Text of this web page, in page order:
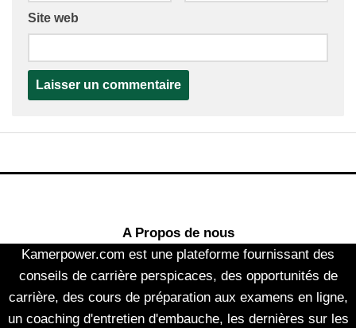
Site web
A Propos de nous
Kamerpower.com est une plateforme fournissant des
conseils de carrière perspicaces, des opportunités de
carrière, des cours de préparation aux examens en ligne,
un coaching d'entretien d'embauche, les dernières sur les